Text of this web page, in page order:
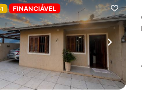
FINANCIÁVEL